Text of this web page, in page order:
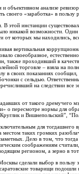
объективном анализе
своего «заработка» в пользу
этой инстанции
никакой возможности.
которых мы находились,
вертикальная
своеобразное,
проходивший в
торговле – взяла на
своих показаниях
с сельдью.
на следствии
от такого дремучего
о пересмотре нормы для
и Вишнепольский”,
для
таких громких
Дело в том, что
соображениям
регионом, а зерно в
сделали выбор в
товарищи